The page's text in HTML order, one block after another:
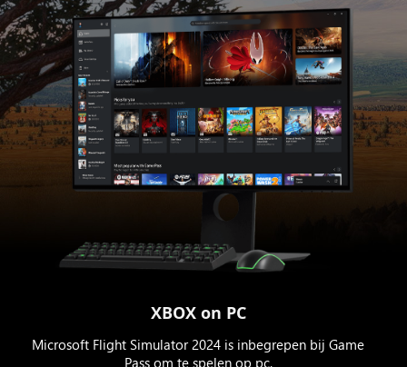
XBOX on PC
Microsoft Flight Simulator 2024 is inbegrepen bij Game
Pass om te spelen op pc.